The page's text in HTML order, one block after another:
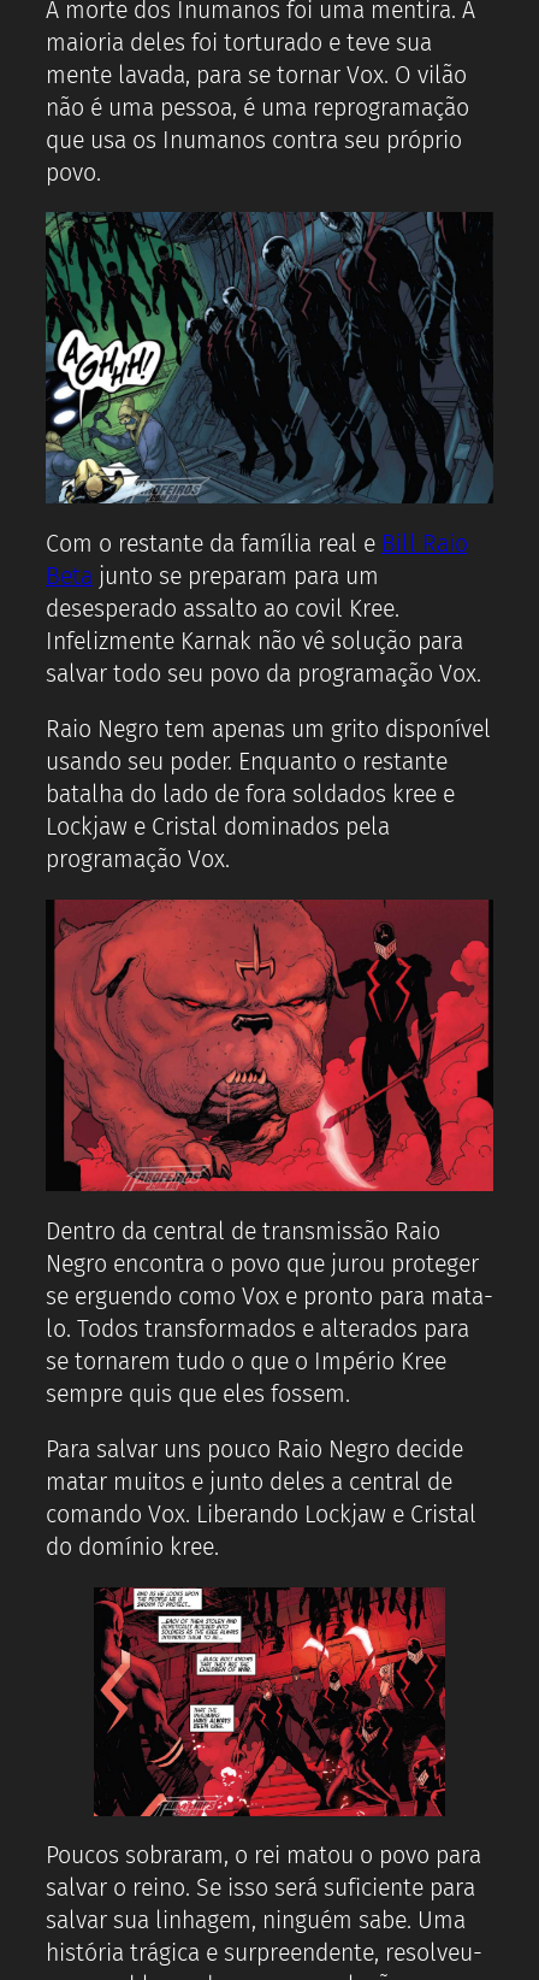
A morte dos Inumanos foi uma mentira. A
maioria deles foi torturado e teve sua
mente lavada, para se tornar Vox. O vilão
não é uma pessoa, é uma reprogramação
que usa os Inumanos contra seu próprio
povo.
Com o restante da família real e Bill Raio
Beta junto se preparam para um
desesperado assalto ao covil Kree.
Infelizmente Karnak não vê solução para
salvar todo seu povo da programação Vox.
Raio Negro tem apenas um grito disponível
usando seu poder. Enquanto o restante
batalha do lado de fora soldados kree e
Lockjaw e Cristal dominados pela
programação Vox.
Dentro da central de transmissão Raio
Negro encontra o povo que jurou proteger
se erguendo como Vox e pronto para mata-
lo. Todos transformados e alterados para
se tornarem tudo o que o Império Kree
sempre quis que eles fossem.
Para salvar uns pouco Raio Negro decide
matar muitos e junto deles a central de
comando Vox. Liberando Lockjaw e Cristal
do domínio kree.
Poucos sobraram, o rei matou o povo para
salvar o reino. Se isso será suficiente para
salvar sua linhagem, ninguém sabe. Uma
história trágica e surpreendente, resolveu-